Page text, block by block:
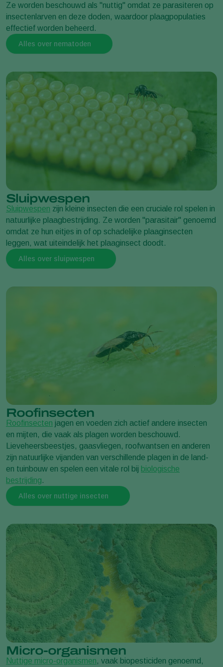
Ze worden beschouwd als "nuttig" omdat ze parasiteren op
insectenlarven en deze doden, waardoor plaagpopulaties
effectief worden beheerd.
Alles over nematoden
Sluipwespen
Sluipwespen zijn kleine insecten die een cruciale rol spelen in
natuurlijke plaagbestrijding. Ze worden "parasitair" genoemd
omdat ze hun eitjes in of op schadelijke plaaginsecten
leggen, wat uiteindelijk het plaaginsect doodt.
Alles over sluipwespen
Roofinsecten
Roofinsecten jagen en voeden zich actief andere insecten
en mijten, die vaak als plagen worden beschouwd.
Lieveheersbeestjes, gaasvliegen, roofwantsen en anderen
zijn natuurlijke vijanden van verschillende plagen in de land-
en tuinbouw en spelen een vitale rol bij biologische
bestrijding.
Alles over nuttige insecten
Micro-organismen
Nuttige micro-organismen, vaak biopesticiden genoemd,